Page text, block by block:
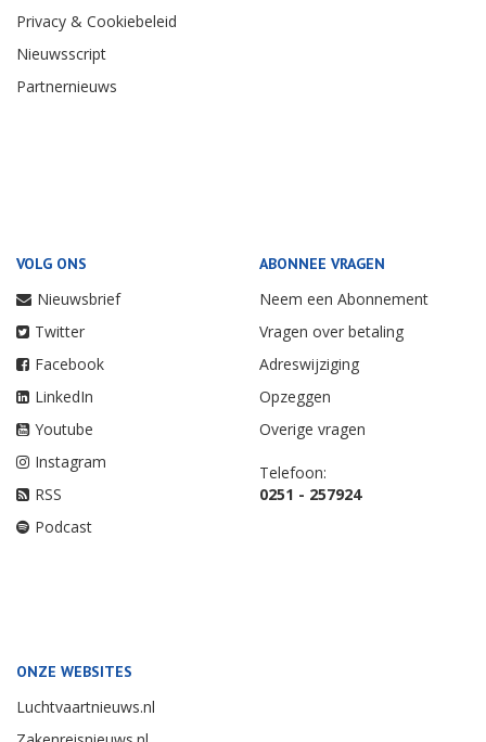
Privacy & Cookiebeleid
Nieuwsscript
Partnernieuws
VOLG ONS
Nieuwsbrief
Twitter
Facebook
LinkedIn
Youtube
Instagram
RSS
Podcast
ABONNEE VRAGEN
Neem een Abonnement
Vragen over betaling
Adreswijziging
Opzeggen
Overige vragen
Telefoon:
0251 - 257924
ONZE WEBSITES
Luchtvaartnieuws.nl